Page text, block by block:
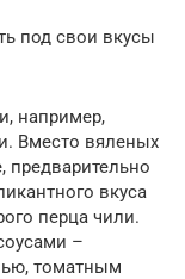
под свои вкусы
например,
Вместо вяленых
вкуса
перца чили.
–
томатным